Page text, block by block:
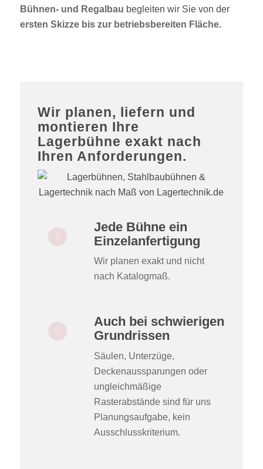
Bühnen- und Regalbau begleiten wir Sie von der
ersten Skizze bis zur betriebsbereiten Fläche.
Wir planen, liefern und
montieren Ihre
Lagerbühne exakt nach
Ihren Anforderungen.
Jede Bühne ein
Einzelanfertigung
Wir planen exakt und nicht
nach Katalogmaß.
Auch bei schwierigen
Grundrissen
Säulen, Unterzüge,
Deckenaussparungen oder
ungleichmäßige
Rasterabstände sind für uns
Planungsaufgabe, kein
Ausschlusskriterium.